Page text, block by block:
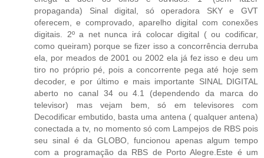
propaganda) Sinal digital, só operadora SKY e GVT
oferecem, e comprovado, aparelho digital com conexões
digitais. 2º a net nunca irá colocar digital ( ou codificar,
como queiram) porque se fizer isso a concorrência derruba
ela, por meados de 2001 ou 2002 ela já fez isso e deu um
tiro no próprio pé, pois a concorrente pega até hoje sem
decoder, e por último e mais importante SINAL DIGITAL
aberto no canal 34 ou 4.1 (dependendo da marca do
televisor) mas vejam bem, só em televisores com
Decodificar embutido, basta uma antena ( qualquer antena)
conectada a tv, no momento só com Lampejos de RBS pois
seu sinal é da GLOBO, funcionou apenas algum tempo
com a programação da RBS de Porto Alegre.Este é um